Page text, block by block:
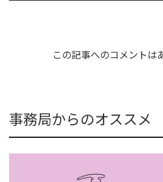
この記事へのコメントは
事務局からのオススメ